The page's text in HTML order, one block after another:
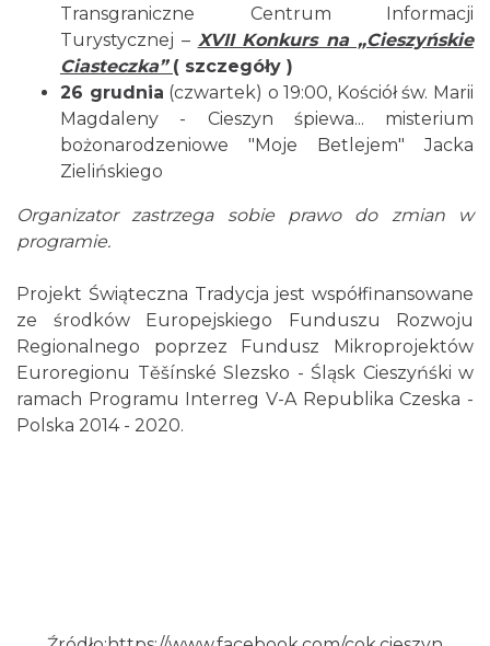
Cieszyn
2026-08-23
1.66 km
Cieszyn
2026-08-30
1.66 km
Transgraniczne Centrum Informacji
Turystycznej – XVII Konkurs na „Cieszyńskie
Ciasteczka” ( szczegóły )
26 grudnia (czwartek) o 19:00, Kościół św. Marii
Magdaleny - Cieszyn śpiewa... misterium
bożonarodzeniowe "Moje Betlejem" Jacka
Zielińskiego
Organizator zastrzega sobie prawo do zmian w
programie.
Projekt Świąteczna Tradycja jest współfinansowane
ze środków Europejskiego Funduszu Rozwoju
Regionalnego poprzez Fundusz Mikroprojektów
Euroregionu Těšínské Slezsko - Śląsk Cieszyńśki w
ramach Programu Interreg V-A Republika Czeska -
Polska 2014 - 2020.